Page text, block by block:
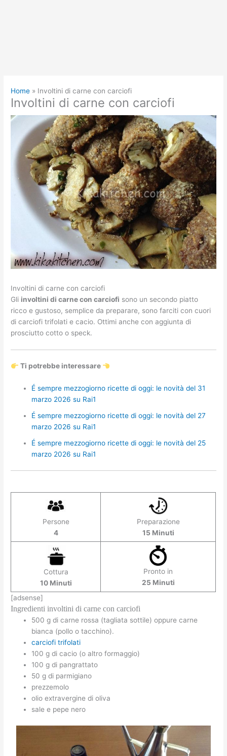
Home Involtini di carne con carciofi
Involtini di carne con carciofi
Involtini di carne con carciofi
Gli involtini di carne con carciofi sono un secondo piatto
ricco e gustoso, semplice da preparare, sono farciti con cuori
di carciofi trifolati e cacio. Ottimi anche con aggiunta di
prosciutto cotto o speck.
Ti potrebbe interessare
É sempre mezzogiorno ricette di oggi: le novità del 31
marzo 2026 su Rai1
É sempre mezzogiorno ricette di oggi: le novità del 27
marzo 2026 su Rai1
É sempre mezzogiorno ricette di oggi: le novità del 25
marzo 2026 su Rai1
Persone
4
Preparazione
15 Minuti
Cottura
10 Minuti
Pronto in
25 Minuti
[adsense]
Ingredienti involtini di carne con carciofi
500 g di carne rossa (tagliata sottile) oppure carne
bianca (pollo o tacchino).
carciofi trifolati
100 g di cacio (o altro formaggio)
100 g di pangrattato
50 g di parmigiano
prezzemolo
olio extravergine di oliva
sale e pepe nero